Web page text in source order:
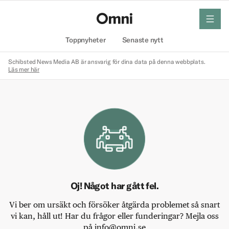
Toppnyheter Senaste nytt
meny
Schibsted News Media AB är ansvarig för dina data på denna webbplats.
Läs mer här
Oj! Något har gått fel.
Vi ber om ursäkt och försöker åtgärda problemet så snart
vi kan, håll ut! Har du frågor eller funderingar? Mejla oss